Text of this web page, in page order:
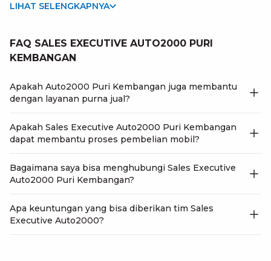
LIHAT SELENGKAPNYA
FAQ SALES EXECUTIVE AUTO2000 PURI
KEMBANGAN
Apakah Auto2000 Puri Kembangan juga membantu
dengan layanan purna jual?
Apakah Sales Executive Auto2000 Puri Kembangan
dapat membantu proses pembelian mobil?
Bagaimana saya bisa menghubungi Sales Executive
Auto2000 Puri Kembangan?
Apa keuntungan yang bisa diberikan tim Sales
Executive Auto2000?